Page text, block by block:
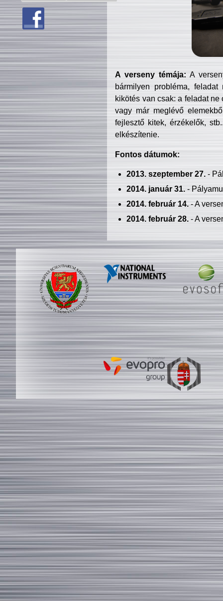
A verseny témája: A
bármilyen probléma, feladat
kikötés van csak: a feladat
vagy már meglévő
fejlesztő kitek, érzékelők,
elkészítenie.
Fontos dátumok:
2013. szeptember 27.-
2014. január 31.-
2014. február 14.- A
2014. február 28.- A